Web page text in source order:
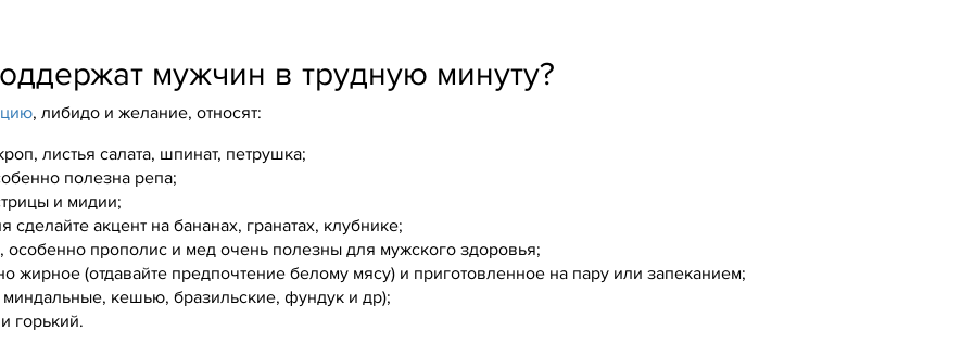
мужчин в трудную минуту?
, либидо и желание, относят:
листья салата, шпинат, петрушка;
полезна репа;
и мидии;
сделайте акцент на бананах, гранатах, клубнике;
особенно прополис и мед очень полезны для мужского здоровья;
жирное (отдавайте предпочтение белому мясу) и приготовленное на пару или запеканием;
кешью, бразильские, фундук и др);
горький.